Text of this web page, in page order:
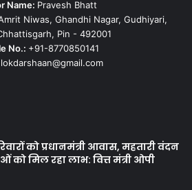
Name: Pravesh Bhatt
Niwas, Ghandhi Nagar, Gudhiyari,
Pin - 492001
No.: +91-8770850141
lokdarshaan@gmail.com
को प्रधानमंत्री आवास, महतारी वंदन
मिल रहा लाभ: वित्त मंत्री ओपी